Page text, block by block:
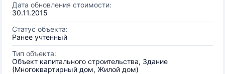
Дата обновления стоимости:
30.11.2015
Статус объекта:
Ранее учтенный
Тип объекта:
Объект капитального строительства, Здание
(Многоквартирный дом, Жилой дом)